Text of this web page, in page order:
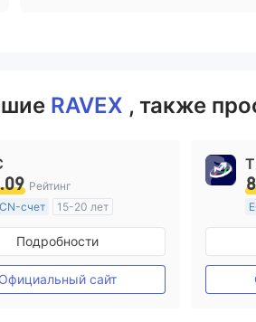
RAVEX , также
Рейтинг
счет
15-20 лет
в Австралия
Маркет-Мейкинг (MM)
стандарт MT4
Подробности
Официальный сайт